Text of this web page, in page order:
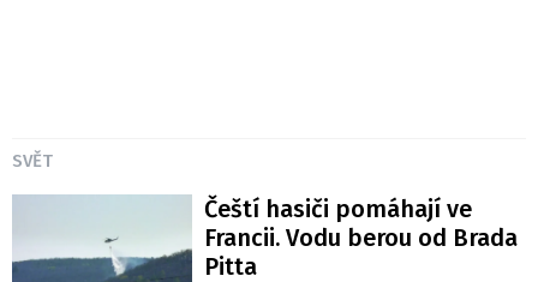
SVĚT
Čeští hasiči pomáhají ve
Francii. Vodu berou od Brada
Pitta